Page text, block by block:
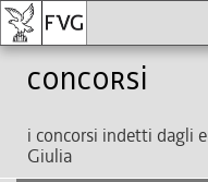
Concorsi
i concorsi indetti dagli
Giulia